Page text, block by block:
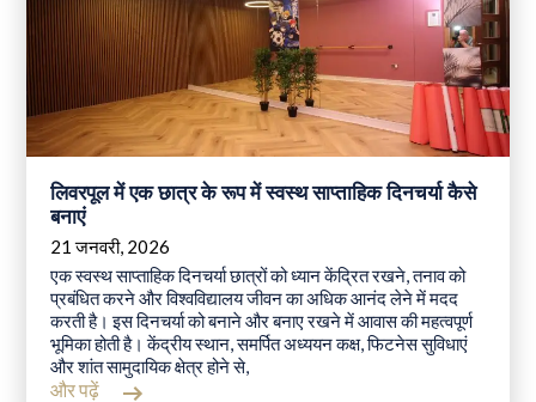
लिवरपूल में एक छात्र के रूप में स्वस्थ साप्ताहिक दिनचर्या कैसे
बनाएं
21 जनवरी, 2026
एक स्वस्थ साप्ताहिक दिनचर्या छात्रों को ध्यान केंद्रित रखने, तनाव को
प्रबंधित करने और विश्वविद्यालय जीवन का अधिक आनंद लेने में मदद
करती है। इस दिनचर्या को बनाने और बनाए रखने में आवास की महत्वपूर्ण
भूमिका होती है। केंद्रीय स्थान, समर्पित अध्ययन कक्ष, फिटनेस सुविधाएं
और शांत सामुदायिक क्षेत्र होने से,
और पढ़ें